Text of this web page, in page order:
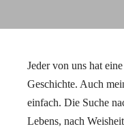
Jeder von uns hat
Geschichte. Auch
einfach. Die Suche
Lebens, nach